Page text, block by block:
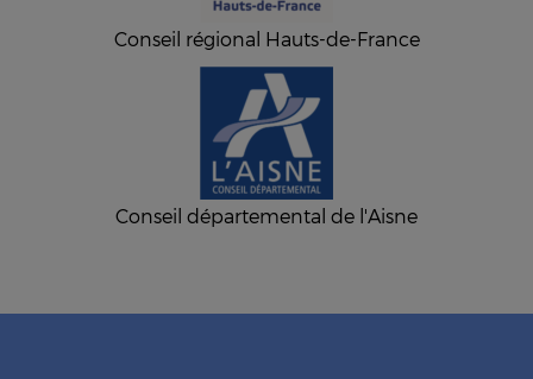
Conseil régional Hauts-de-France
Conseil départemental de l'Aisne